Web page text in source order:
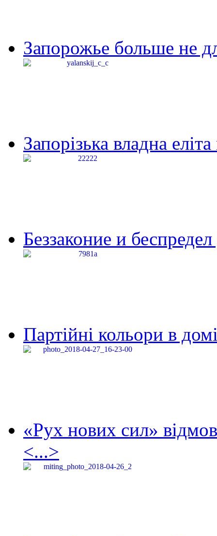
Запорожье больше не
Запорізька владна
Беззаконие и
Партійні кольори в
«Рух нових сил»
<...>